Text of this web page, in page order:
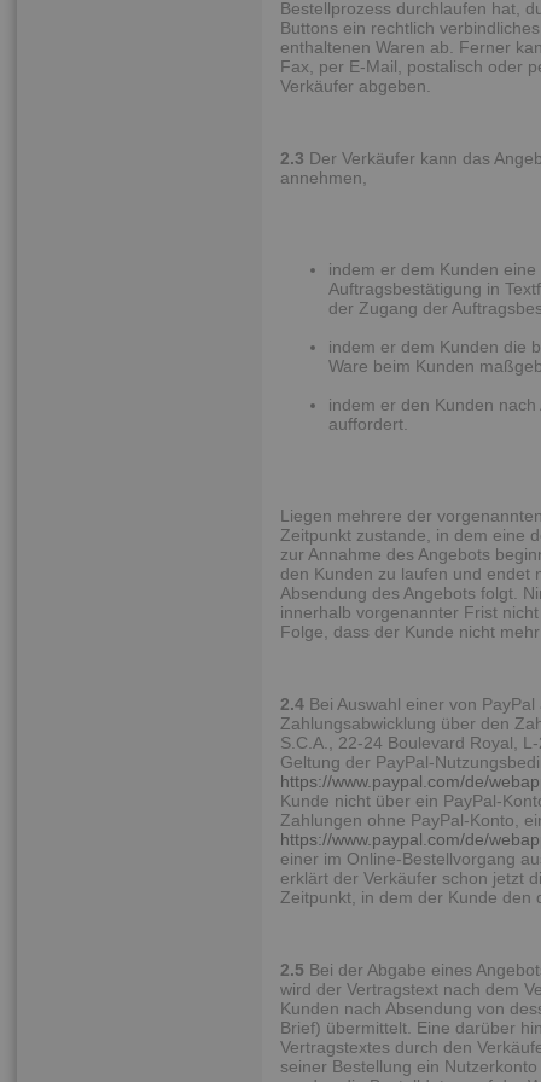
Bestellprozess durchlaufen hat,
Buttons ein rechtlich
enthaltenen Waren ab. Ferner
Fax, per E-Mail, postalisch oder
Verkäufer abgeben.
2.3 Der Verkäufer kann das
annehmen,
indem er dem Kunden
Auftragsbestätigung in
der Zugang der
indem er dem Kunden die
Ware beim Kunden
indem er den Kunden
auffordert.
Liegen mehrere der
Zeitpunkt zustande, in dem eine
zur Annahme des Angebots
den Kunden zu laufen und endet
Absendung des Angebots folgt.
innerhalb vorgenannter Frist
Folge, dass der Kunde nicht
2.4 Bei Auswahl einer von
Zahlungsabwicklung über den
S.C.A., 22-24 Boulevard Royal,
Geltung der PayPal-
https://www.paypal.com/de/
Kunde nicht über ein PayPal-
Zahlungen ohne PayPal-Konto,
https://www.paypal.com/de/
einer im Online-Bestellvorgang
erklärt der Verkäufer schon jetzt
Zeitpunkt, in dem der Kunde den
2.5 Bei der Abgabe eines
wird der Vertragstext nach dem
Kunden nach Absendung von
Brief) übermittelt. Eine darüber
Vertragstextes durch den
seiner Bestellung ein